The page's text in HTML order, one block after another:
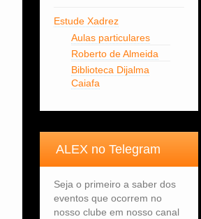
Estude Xadrez
Aulas particulares
Roberto de Almeida
Biblioteca Dijalma
Caiafa
ALEX no Telegram
Seja o primeiro a saber dos
eventos que ocorrem no
nosso clube em nosso canal